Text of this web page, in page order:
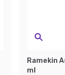
Ramekin
ml